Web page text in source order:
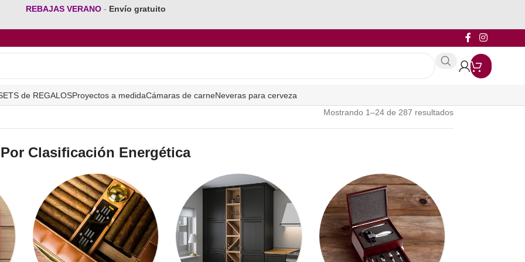
REBAJAS VERANO - Envío gratuito
de REGALOSProyectos a medidaCámaras de carneNeveras para cerveza
Mostrando 1–24 de 287 resultados
Por Clasificación Energética